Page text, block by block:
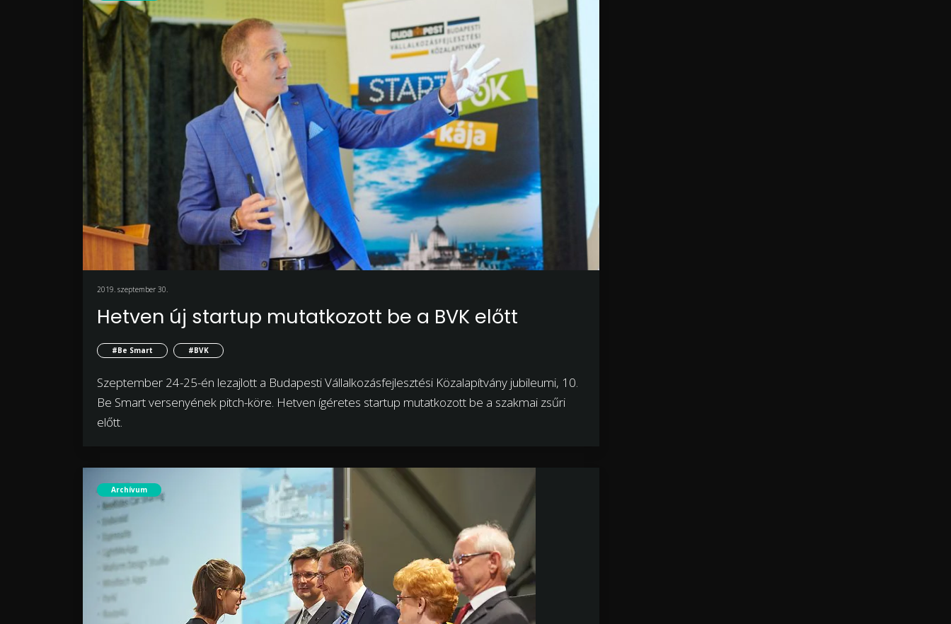
2019. szeptember 30.
Hetven új startup mutatkozott be a BVK előtt
#Be Smart #BVK
Szeptember 24-25-én lezajlott a Budapesti Vállalkozásfejlesztési Közalapítvány jubileumi, 10.
Be Smart versenyének pitch-köre. Hetven ígéretes startup mutatkozott be a szakmai zsűri
előtt.
Archívum